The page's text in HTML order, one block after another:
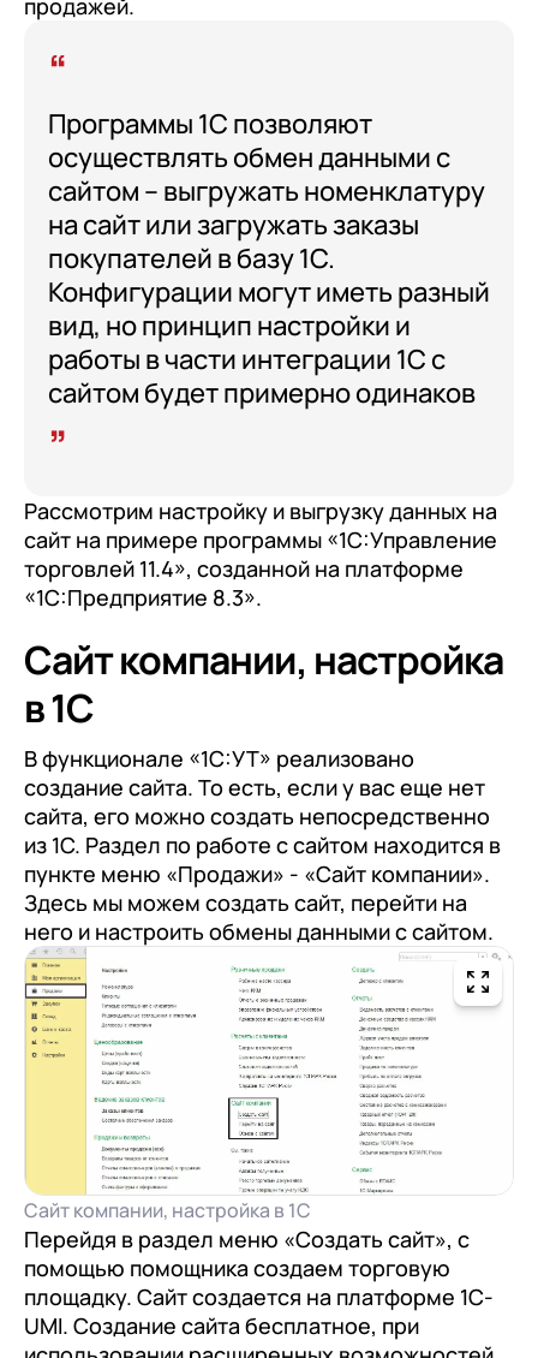
продажей.
Программы 1С позволяют
осуществлять обмен данными с
сайтом – выгружать номенклатуру
на сайт или загружать заказы
покупателей в базу 1С.
Конфигурации могут иметь разный
вид, но принцип настройки и
работы в части интеграции 1С с
сайтом будет примерно одинаков
Рассмотрим настройку и выгрузку данных на
сайт на примере программы «1С:Управление
торговлей 11.4», созданной на платформе
«1С:Предприятие 8.3».
Сайт компании, настройка
в 1С
В функционале «1С:УТ» реализовано
создание сайта. То есть, если у вас еще нет
сайта, его можно создать непосредственно
из 1С. Раздел по работе с сайтом находится в
пункте меню «Продажи» - «Сайт компании».
Здесь мы можем создать сайт, перейти на
него и настроить обмены данными с сайтом.
Сайт компании, настройка в 1С
Перейдя в раздел меню «Создать сайт», с
помощью помощника создаем торговую
площадку. Сайт создается на платформе 1С-
UMI. Создание сайта бесплатное, при
документооборот (КЭДО)
1С:Документооборот 8
Управление финансами (FRP)
1С:Управление холдингом
WA:Финансист
Отраслевые решения
Легкая логистика
Управление взаимоотношениями
с клиентами (CRM)
1С:CRM
Сервисы 1С
1С-ЭДО
1С:Контрагент
1С-Отчетность
1С:Фреш
Доки 1С
Контакты
Истории успеха
Отзывы сотрудников